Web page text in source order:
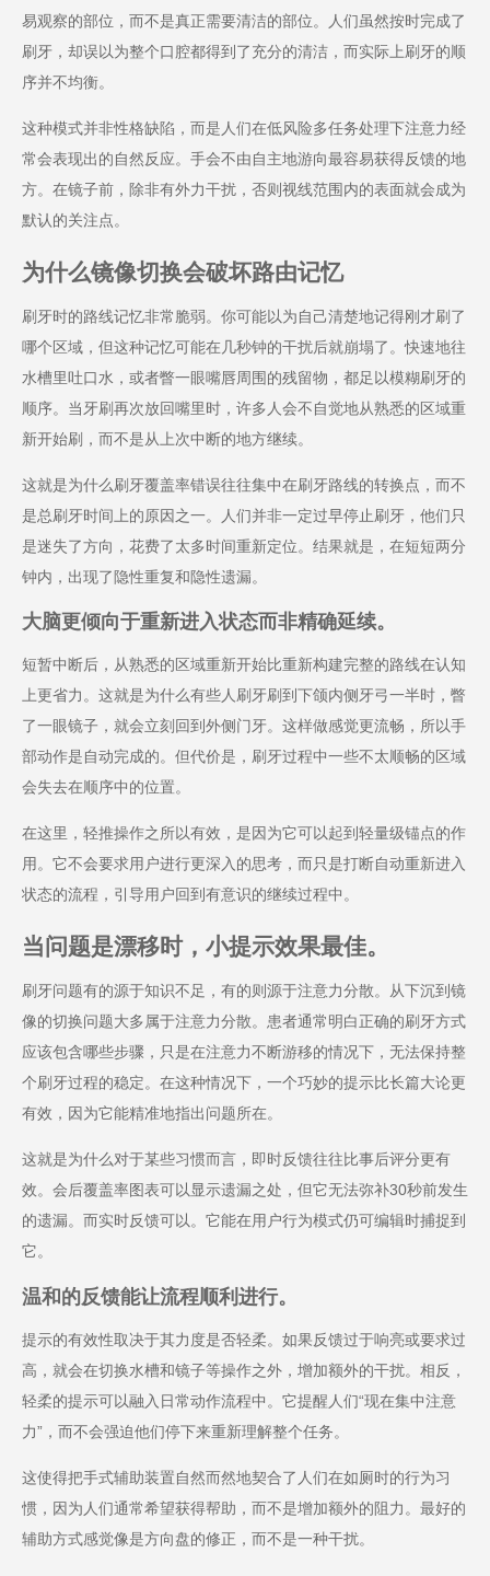
易观察的部位，而不是真正需要清洁的部位。人们虽然按时完成了
刷牙，却误以为整个口腔都得到了充分的清洁，而实际上刷牙的顺
序并不均衡。
这种模式并非性格缺陷，而是人们在低风险多任务处理下注意力经
常会表现出的自然反应。手会不由自主地游向最容易获得反馈的地
方。在镜子前，除非有外力干扰，否则视线范围内的表面就会成为
默认的关注点。
为什么镜像切换会破坏路由记忆
刷牙时的路线记忆非常脆弱。你可能以为自己清楚地记得刚才刷了
哪个区域，但这种记忆可能在几秒钟的干扰后就崩塌了。快速地往
水槽里吐口水，或者瞥一眼嘴唇周围的残留物，都足以模糊刷牙的
顺序。当牙刷再次放回嘴里时，许多人会不自觉地从熟悉的区域重
新开始刷，而不是从上次中断的地方继续。
这就是为什么刷牙覆盖率错误往往集中在刷牙路线的转换点，而不
是总刷牙时间上的原因之一。人们并非一定过早停止刷牙，他们只
是迷失了方向，花费了太多时间重新定位。结果就是，在短短两分
钟内，出现了隐性重复和隐性遗漏。
大脑更倾向于重新进入状态而非精确延续。
短暂中断后，从熟悉的区域重新开始比重新构建完整的路线在认知
上更省力。这就是为什么有些人刷牙刷到下颌内侧牙弓一半时，瞥
了一眼镜子，就会立刻回到外侧门牙。这样做感觉更流畅，所以手
部动作是自动完成的。但代价是，刷牙过程中一些不太顺畅的区域
会失去在顺序中的位置。
在这里，轻推操作之所以有效，是因为它可以起到轻量级锚点的作
用。它不会要求用户进行更深入的思考，而只是打断自动重新进入
状态的流程，引导用户回到有意识的继续过程中。
当问题是漂移时，小提示效果最佳。
刷牙问题有的源于知识不足，有的则源于注意力分散。从下沉到镜
像的切换问题大多属于注意力分散。患者通常明白正确的刷牙方式
应该包含哪些步骤，只是在注意力不断游移的情况下，无法保持整
个刷牙过程的稳定。在这种情况下，一个巧妙的提示比长篇大论更
有效，因为它能精准地指出问题所在。
这就是为什么对于某些习惯而言，即时反馈往往比事后评分更有
效。会后覆盖率图表可以显示遗漏之处，但它无法弥补30秒前发生
的遗漏。而实时反馈可以。它能在用户行为模式仍可编辑时捕捉到
它。
温和的反馈能让流程顺利进行。
提示的有效性取决于其力度是否轻柔。如果反馈过于响亮或要求过
高，就会在切换水槽和镜子等操作之外，增加额外的干扰。相反，
轻柔的提示可以融入日常动作流程中。它提醒人们“现在集中注意
力”，而不会强迫他们停下来重新理解整个任务。
这使得把手式辅助装置自然而然地契合了人们在如厕时的行为习
惯，因为人们通常希望获得帮助，而不是增加额外的阻力。最好的
辅助方式感觉像是方向盘的修正，而不是一种干扰。